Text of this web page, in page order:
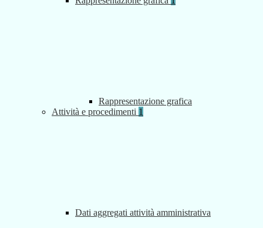
Rappresentazione grafica
Attività e procedimenti 1
Dati aggregati attività amministrativa